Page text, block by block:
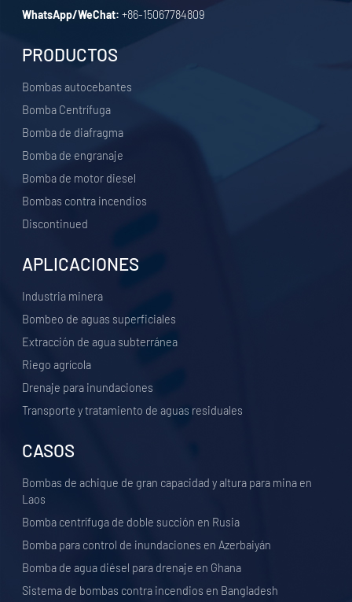
WhatsApp/WeChat: +86-15067784809
PRODUCTOS
Bombas autocebantes
Bomba Centrífuga
Bomba de diafragma
Bomba de engranaje
Bomba de motor diesel
Bombas contra incendios
Discontinued
APLICACIONES
Industria minera
Bombeo de aguas superficiales
Extracción de agua subterránea
Riego agrícola
Drenaje para inundaciones
Transporte y tratamiento de aguas residuales
CASOS
Bombas de achique de gran capacidad y altura para mina en
Laos
Bomba centrífuga de doble succión en Rusia
Bomba para control de inundaciones en Azerbaiyán
Bomba de agua diésel para drenaje en Ghana
Sistema de bombas contra incendios en Bangladesh